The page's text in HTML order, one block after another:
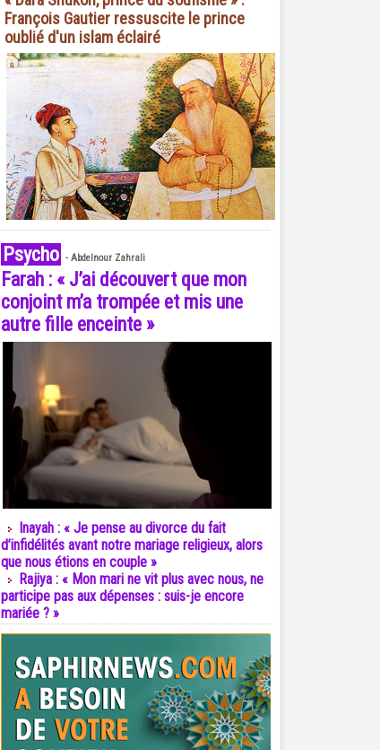
François Gautier ressuscite le prince
oublié d'un islam éclairé
Psycho - Abdelnour Zahrali
Farah : « J’ai découvert que mon
conjoint m’a trompée et mis une
autre fille enceinte »
Inayah : « Je pense au divorce du fait
d’infidélités avant notre mariage religieux, alors
que nous étions en couple »
Rajiya : « Mon mari ne vit plus avec nous, ne
participe pas aux dépenses : suis-je encore
mariée ? »